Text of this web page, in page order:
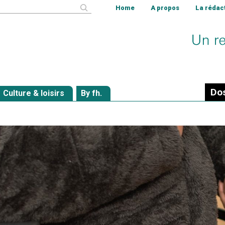
Home A propos La
Culture & loisirs By fh.